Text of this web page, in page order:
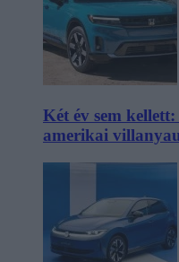
Két év sem
amerikai